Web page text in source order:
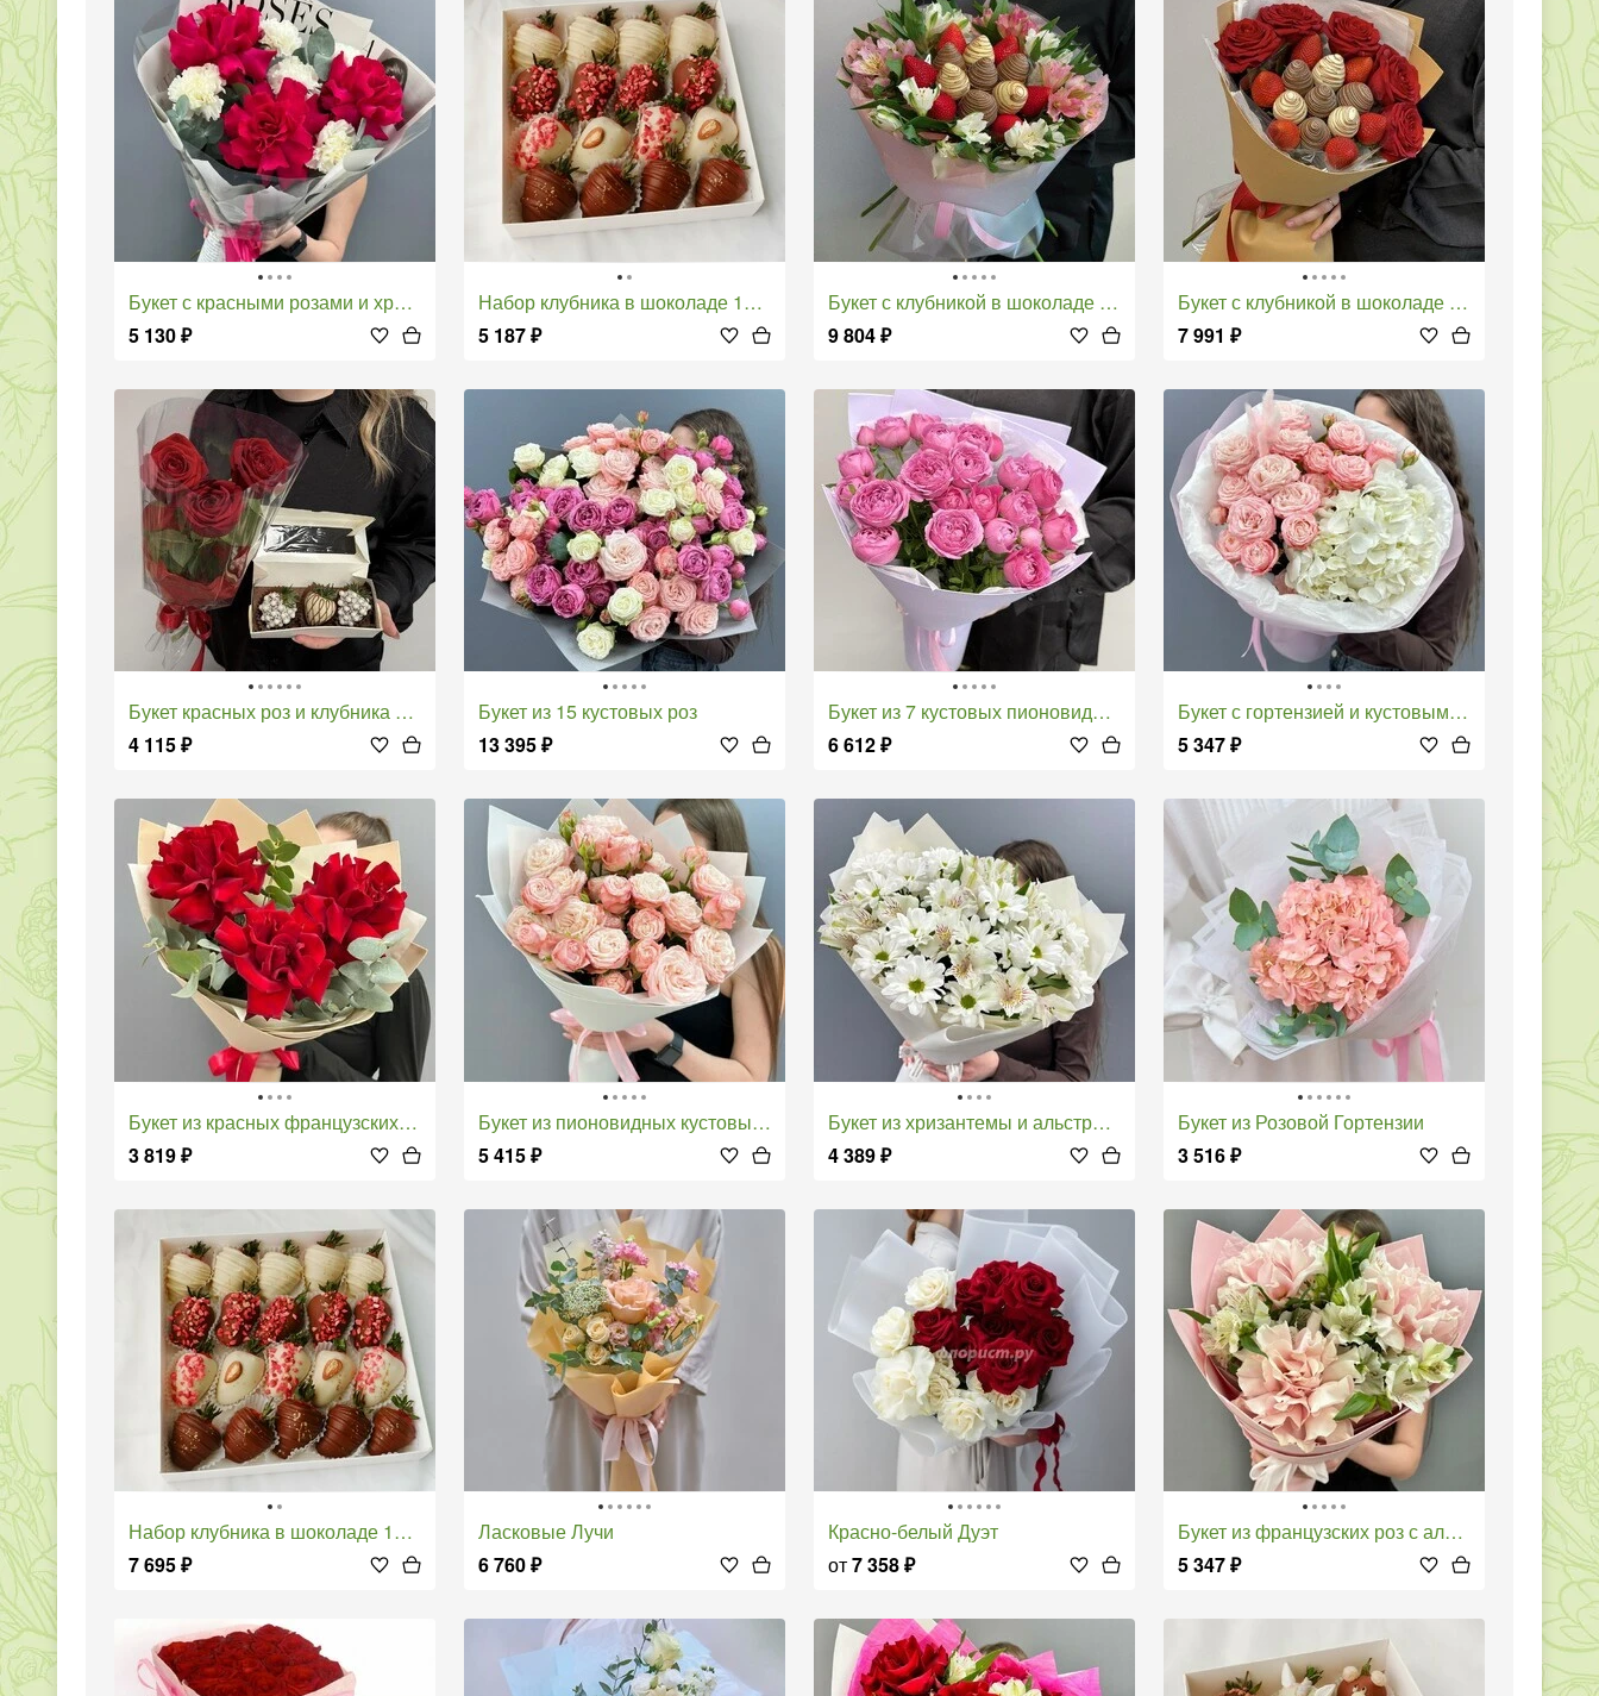
Букет с красными розами и хризантемой
5 130₽
Набор клубника в шоколаде 12-16 ягод с сублиматами
5 187₽
Букет с клубникой в шоколаде и альстромерией
9 804₽
Букет с клубникой в шоколаде с красными розами и свежей клубникой
7 991 ₽
Букет красных роз и клубника в шоколаде
4 115₽
Букет из 15 кустовых роз
13 395₽
Букет из 7 кустовых пионовидных роз
6 612₽
Букет с гортензией и кустовыми розами
5 347₽
Букет из красных французских роз с эвкалиптом
3 819₽
Букет из пионовидных кустовых роз
5 415₽
Букет из хризантемы и альстромерий
4 389₽
Букет из Розовой Гортензии
3 516₽
Набор клубника в шоколаде 16-20 ягод с сублиматами
7 695₽
Ласковые Лучи
6 760₽
Красно-белый Дуэт
от7 358₽
Букет из французских роз с альстромерией
5 347₽